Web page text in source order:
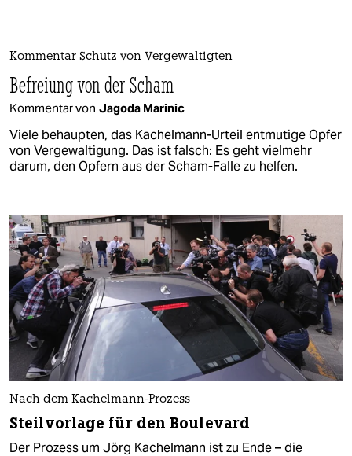
Kommentar Schutz von Vergewaltigten
Befreiung von der Scham
Kommentar von Jagoda Marinic
Viele behaupten, das Kachelmann-Urteil entmutige Opfer
von Vergewaltigung. Das ist falsch: Es geht vielmehr
darum, den Opfern aus der Scham-Falle zu helfen.
Nach dem Kachelmann-Prozess
Steilvorlage für den Boulevard
Der Prozess um Jörg Kachelmann ist zu Ende – die